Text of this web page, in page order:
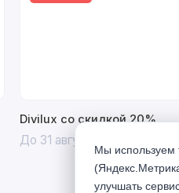
Divilux со скидкой 20%
До 31 августа 2026 г
Мы используем
улучшать